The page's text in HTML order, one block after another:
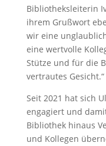
Bibliotheksleiterin
ihrem Grußwort
wir eine
eine wertvolle
Stütze und für die
vertrautes Gesicht.“
Seit 2021 hat sich
engagiert und
Bibliothek hinaus
und Kollegen